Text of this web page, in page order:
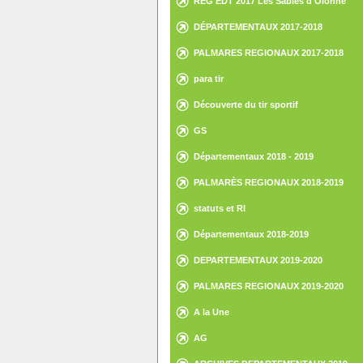
DÉPARTEMENTAUX 2017-2018
PALMARES REGIONAUX 2017-2018
para tir
Découverte du tir sportif
GS
Départementaux 2018 - 2019
PALMARÈS REGIONAUX 2018-2019
statuts et RI
Départementaux 2018-2019
DEPARTEMENTAUX 2019-2020
PALMARES REGIONAUX 2019-2020
A la Une
AG